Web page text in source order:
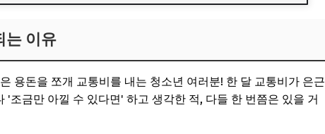
는 이유
용돈을 쪼개 교통비를 내는 청소년 여러분! 한 달 교통비가 은근
조금만 아낄 수 있다면' 하고 생각한 적, 다들 한 번쯤은 있을 거